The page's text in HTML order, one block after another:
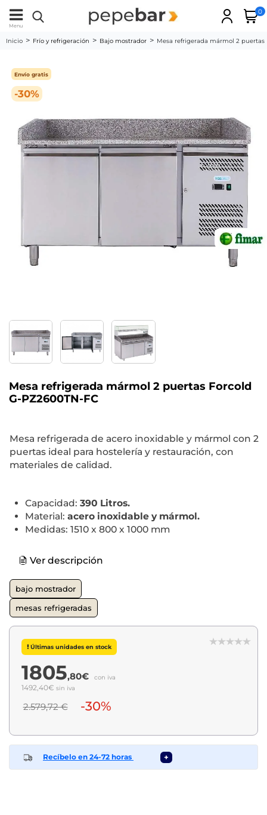
Menu
0
Inicio Frío y refrigeración Bajo mostrador Mesa refrigerada mármol 2 puertas
-30%
Envío gratis
Mesa refrigerada mármol 2 puertas Forcold
G-PZ2600TN-FC
Mesa refrigerada de acero inoxidable y mármol con 2
puertas ideal para hostelería y restauración, con
materiales de calidad.
Capacidad: 390 Litros.
Material: acero inoxidable y mármol.
Medidas: 1510 x 800 x 1000 mm
Ver descripción
bajo mostrador
mesas refrigeradas
Últimas unidades en stock
1805,80€ con iva
1492,40€ sin iva
2.579,72 € -30%
Recíbelo en 24-72 horas +